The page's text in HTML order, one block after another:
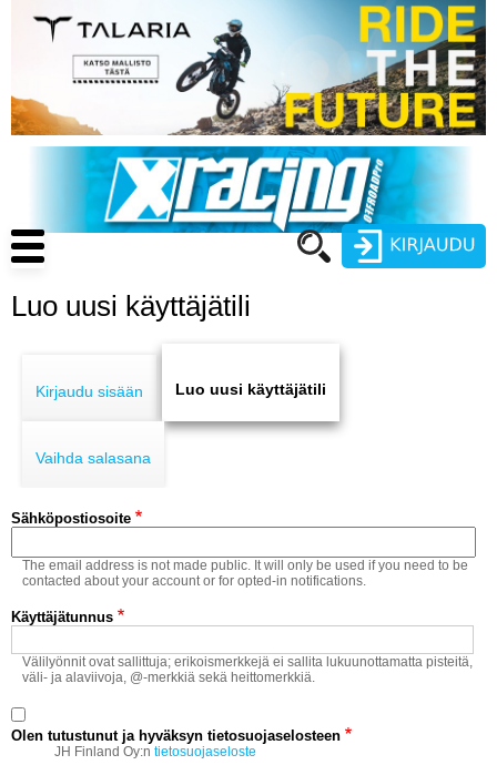
pääsisältöön
Käyttäjätunnus
Main
navigation
ENDURO
MOTOCROSS
MUUT LAJIT
YLEISTÄ ALALTA
LUE DIGILEHDET
ASIAKASPALVELU JA
MEDIATIEDOT
Luo uusi käyttäjätili
tabs
Kirjaudu sisään Luo uusi käyttäjätili
Vaihda salasana
Sähköpostiosoite
The email address is not made public. It will only be used if you need to be
contacted about your account or for opted-in notifications.
Käyttäjätunnus
Välilyönnit ovat sallittuja; erikoismerkkejä ei sallita lukuunottamatta pisteitä,
väli- ja alaviivoja, @-merkkiä sekä heittomerkkiä.
Olen tutustunut ja hyväksyn tietosuojaselosteen
JH Finland Oy:ntietosuojaseloste